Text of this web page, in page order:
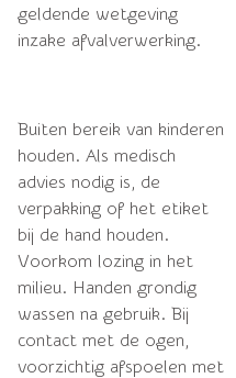
geldende wetgeving
inzake afvalverwerking.
Buiten bereik van kinderen
houden. Als medisch
advies nodig is, de
verpakking of het etiket
bij de hand houden.
Voorkom lozing in het
milieu. Handen grondig
wassen na gebruik. Bij
contact met de ogen,
voorzichtig afspoelen met